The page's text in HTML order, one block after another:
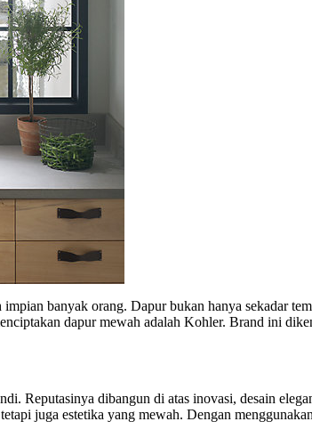
banyak orang. Dapur bukan hanya sekadar
dapur mewah adalah Kohler. Brand ini
Reputasinya dibangun di atas inovasi, desain
juga estetika yang mewah. Dengan